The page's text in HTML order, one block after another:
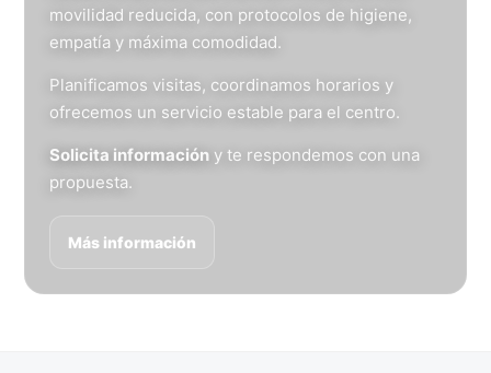
movilidad reducida, con protocolos de higiene,
empatía y máxima comodidad.
Planificamos visitas, coordinamos horarios y
ofrecemos un servicio estable para el centro.
Solicita información y te respondemos con una
propuesta.
Más información